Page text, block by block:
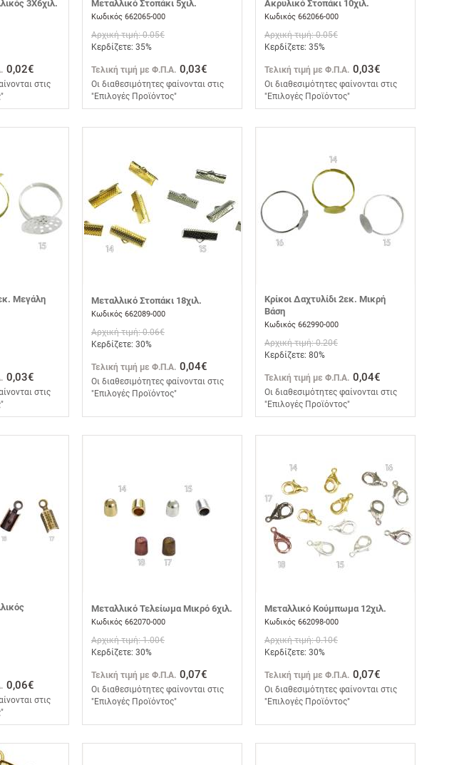
3Χ6χιλ.
0,02€
στις
Μεταλλικό Στοπάκι 5χιλ.
Κωδικός 662065-000
Αρχική τιμή: 0.05€
Κερδίζετε: 35%
Τελική τιμή με Φ.Π.Α. 0,03€
Οι διαθεσιμότητες φαίνονται στις
"Επιλογές Προϊόντος"
Ακρυλικό Στοπάκι 10χιλ.
Κωδικός 662066-000
Αρχική τιμή: 0.05€
Κερδίζετε: 35%
Τελική τιμή με Φ.Π.Α. 0,03€
Οι διαθεσιμότητες φαίνονται στις
"Επιλογές Προϊόντος"
Μεγάλη
0,03€
στις
Μεταλλικό Στοπάκι 18χιλ.
Κωδικός 662089-000
Αρχική τιμή: 0.06€
Κερδίζετε: 30%
Τελική τιμή με Φ.Π.Α. 0,04€
Οι διαθεσιμότητες φαίνονται στις
"Επιλογές Προϊόντος"
Κρίκοι Δαχτυλίδι 2εκ. Μικρή
Βάση
Κωδικός 662990-000
Αρχική τιμή: 0.20€
Κερδίζετε: 80%
Τελική τιμή με Φ.Π.Α. 0,04€
Οι διαθεσιμότητες φαίνονται στις
"Επιλογές Προϊόντος"
0,06€
στις
Μεταλλικό Τελείωμα Μικρό 6χιλ.
Κωδικός 662070-000
Αρχική τιμή: 1.00€
Κερδίζετε: 30%
Τελική τιμή με Φ.Π.Α. 0,07€
Οι διαθεσιμότητες φαίνονται στις
"Επιλογές Προϊόντος"
Μεταλλικό Κούμπωμα 12χιλ.
Κωδικός 662098-000
Αρχική τιμή: 0.10€
Κερδίζετε: 30%
Τελική τιμή με Φ.Π.Α. 0,07€
Οι διαθεσιμότητες φαίνονται στις
"Επιλογές Προϊόντος"